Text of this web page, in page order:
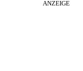
ANZEIGE